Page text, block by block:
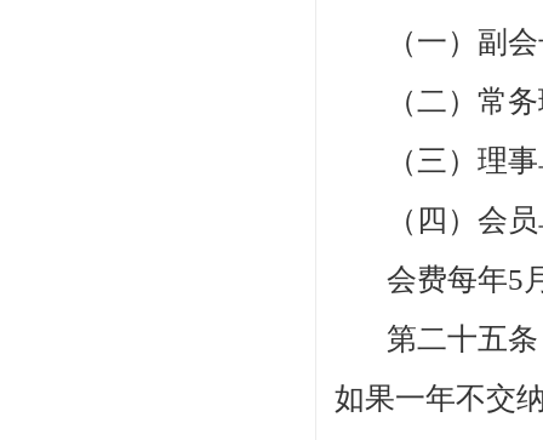
（一）副
（二）常
（ 三 ） 理事
（ 四 ）会
会费每年5
第二十五
如果一年不交